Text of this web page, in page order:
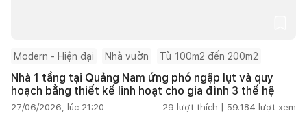
Modern - Hiện đại Nhà vườn Từ 100m2 đến 200m2
Nhà 1 tầng tại Quảng Nam ứng phó ngập lụt và quy
hoạch bằng thiết kế linh hoạt cho gia đình 3 thế hệ
27/06/2026, lúc 21:20 29 lượt thích | 59.184 lượt xem